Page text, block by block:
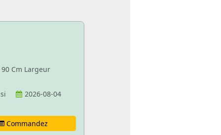
Cm Largeur
2026-08-04
Commandez